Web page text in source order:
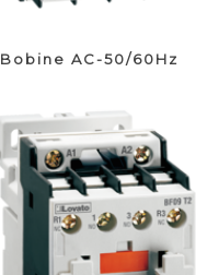
Bobine AC-50/60Hz